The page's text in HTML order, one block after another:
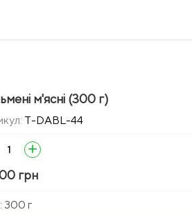
м'ясні (300 г)
T-DABL-44
add
грн
300 г